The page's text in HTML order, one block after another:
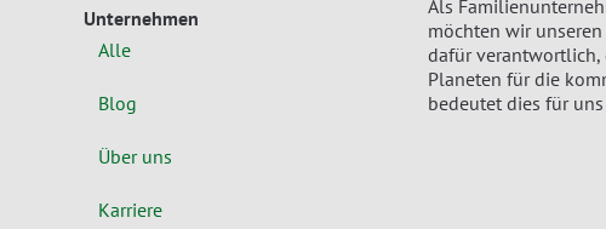
Als
möchten wir
dafür verantwortlich,
Planeten für die
bedeutet dies für
Unternehmen
Alle
Blog
Über uns
Karriere